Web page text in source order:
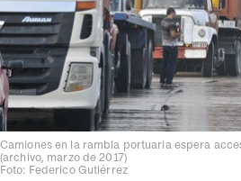
Camiones en la rambla portuaria espera
(archivo, marzo de 2017)
Foto: Federico Gutiérrez